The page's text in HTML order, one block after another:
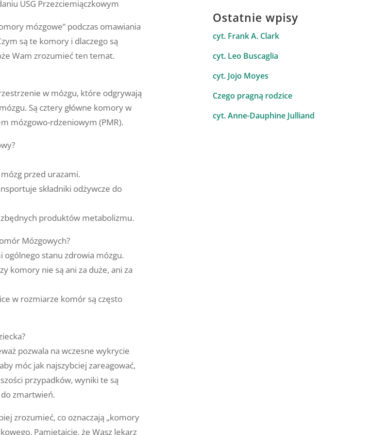
USG Przezciemiączkowym
mózgowe” podczas omawiania
są te komory i dlaczego są
Wam zrozumieć ten temat.
w mózgu, które odgrywają
Są cztery główne komory w
mózgowo-rdzeniowym (PMR).
przed urazami.
składniki odżywcze do
produktów metabolizmu.
Mózgowych?
ogólnego stanu zdrowia mózgu.
komory nie są ani za duże, ani za
w rozmiarze komór są często
pozwala na wczesne wykrycie
móc jak najszybciej zareagować,
przypadków, wyniki te są
zmartwień.
zrozumieć, co oznaczają „komory
Pamiętajcie, że Wasz lekarz
Ostatnie wpisy
cyt. Frank A. Clark
cyt. Leo Buscaglia
cyt. Jojo Moyes
Czego pragną rodzice
cyt. Anne-Dauphine Julliand